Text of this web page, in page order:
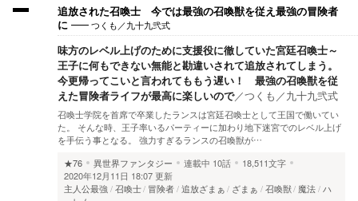
追放された召喚士 今では最強の召喚獣を従え最強の冒険者
に
つくも／九十九弐式
味方のレベル上げのために支援役に徹していた宮廷召喚士～
王子に何もできない無能と勘違いされて追放されてしまう。
今更帰ってこいと言われてももう遅い！ 最強の召喚獣を従
えた冒険者ライフが最高に楽しいので／つくも／九十九弐式
召喚士学院を首席で卒業したランスは宮廷召喚士として王国で働いてい
た。 そんな時、王子率いるパーティーに加わり地下迷宮でのレベル上げ
を手伝う事となる。 強力すぎるランスの召喚獣が…
★76
異世界ファンタジー 連載中 10話
18,511文字
2020年12月11日 18:07 更新
主人公最強 召喚士 冒険者 追放ざまぁ ざまぁ 召喚獣 魔法 ハ